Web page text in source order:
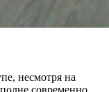
несмотря на
современно